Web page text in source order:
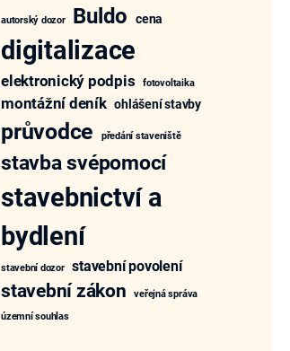
autorský dozor Buldo cena
digitalizace
elektronický podpis fotovoltaika
montážní deník ohlášení stavby
průvodce předání staveniště
stavba svépomocí
stavebnictví a
bydlení
stavební dozor stavební povolení
stavební zákon
veřejná správa
územní souhlas